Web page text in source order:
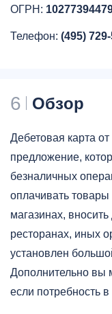
ОГРН:
Телефон: (495)
6 Обзор
Дебетовая карта
предложение,
безналичных
оплачивать товары
магазинах,
ресторанах, иных
установлен
Дополнительно вы
если потребность